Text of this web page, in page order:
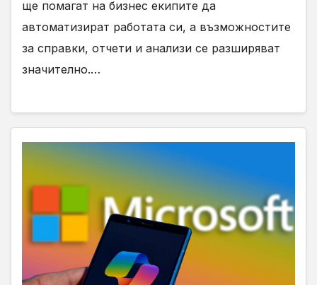
ще помагат на бизнес екипите да
автоматизират работата си, а възможностите
за справки, отчети и анализи се разширяват
значително.…